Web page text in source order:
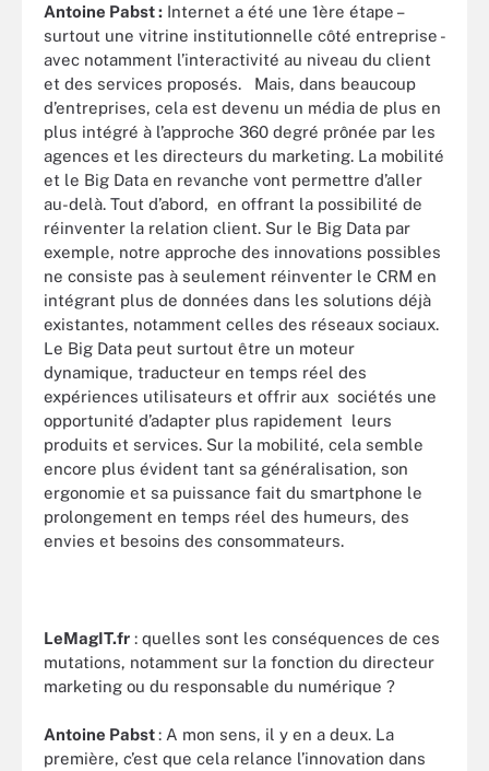
Antoine Pabst : Internet a été une 1ère étape –
surtout une vitrine institutionnelle côté entreprise -
avec notamment l’interactivité au niveau du client
et des services proposés. Mais, dans beaucoup
d’entreprises, cela est devenu un média de plus en
plus intégré à l’approche 360 degré prônée par les
agences et les directeurs du marketing. La mobilité
et le Big Data en revanche vont permettre d’aller
au-delà. Tout d’abord, en offrant la possibilité de
réinventer la relation client. Sur le Big Data par
exemple, notre approche des innovations possibles
ne consiste pas à seulement réinventer le CRM en
intégrant plus de données dans les solutions déjà
existantes, notamment celles des réseaux sociaux.
Le Big Data peut surtout être un moteur
dynamique, traducteur en temps réel des
expériences utilisateurs et offrir aux sociétés une
opportunité d’adapter plus rapidement leurs
produits et services. Sur la mobilité, cela semble
encore plus évident tant sa généralisation, son
ergonomie et sa puissance fait du smartphone le
prolongement en temps réel des humeurs, des
envies et besoins des consommateurs.
LeMagIT.fr : quelles sont les conséquences de ces
mutations, notamment sur la fonction du directeur
marketing ou du responsable du numérique ?
Antoine Pabst: A mon sens, il y en a deux. La
première, c’est que cela relance l’innovation dans